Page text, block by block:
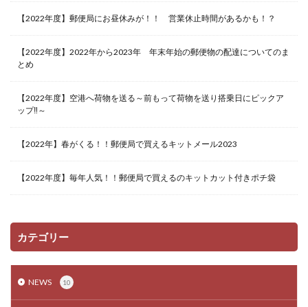
【2022年度】郵便局にお昼休みが！！ 営業休止時間があるかも！？
【2022年度】2022年から2023年 年末年始の郵便物の配達についてのま
とめ
【2022年度】空港へ荷物を送る～前もって荷物を送り搭乗日にピックア
ップ‼～
【2022年】春がくる！！郵便局で買えるキットメール2023
【2022年度】毎年人気！！郵便局で買えるのキットカット付きポチ袋
カテゴリー
NEWS 10